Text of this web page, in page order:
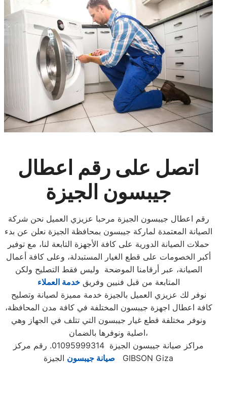
اتصل على رقم اعطال
جيبسون الجيزة
رقم اعطال جيبسون الجيزة مرحبا عزيزي العميل نحن شركة
الصيانة المعتمدة لماركة جيبسون بمحافظة الجيزة نعلن عن بدء
حملات الصيانة الدورية على كافة الأجهزة التابعة لنا، مع توفير
أكبر الخصومات على قطع الغيار المستبدلة، وعلى كافة أعمال
الصيانة، عبر أرقامنا الموضحة وليس فقط التصليح ولكن
المتابعة من قبل فنيين وفريقخدمة العملاء
نوفر لك عزيزي العميل بالجيزة خدمة مميزة لصيانة وتصليح
كافة اعطال اجهزة جيبسون المختلفة في كافة مدن المحافظة،
ونوفر مختلفة قطع غيار جيبسون التي تتلف في الجهاز وهي
اصلية ونوفرها بالضمان،
مراكز صيانة جيبسون الجيزة 01095999314. رقم مركز
صيانة جيبسون الجيزة GIBSON Giza